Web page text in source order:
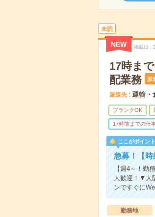
未読
NEW 掲載日
17時ま
配業務
派
派遣先 運輸・
ブランクOK
17時前までの仕
ここがポイント
急募！【
【週4～！勤
大歓迎！▼大
ンですぐに
勤務地